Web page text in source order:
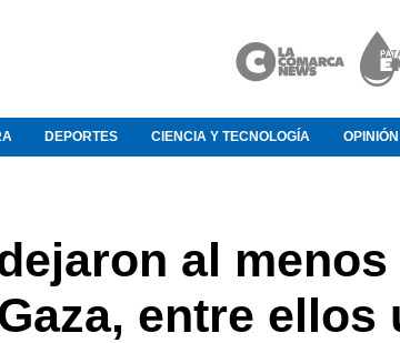
DEPORTES CIENCIA Y TECNOLOGÍA OPINIÓN
al menos
entre ellos